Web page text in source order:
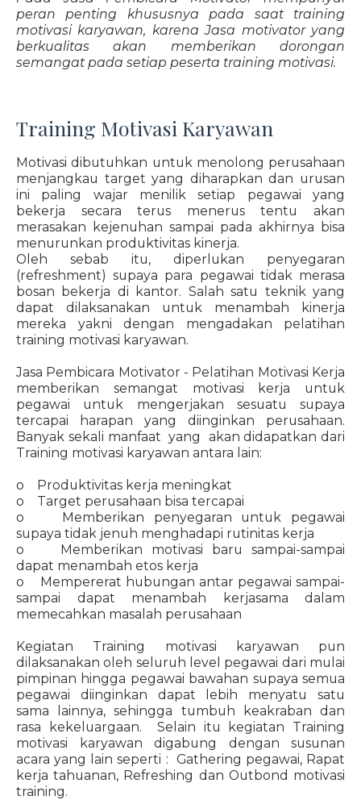
peran penting khususnya pada saat training
motivasi karyawan, karena Jasa motivator yang
berkualitas akan memberikan dorongan
semangat pada setiap peserta training motivasi.
Training Motivasi Karyawan
Motivasi dibutuhkan untuk menolong perusahaan
menjangkau target yang diharapkan dan urusan
ini paling wajar menilik setiap pegawai yang
bekerja secara terus menerus tentu akan
merasakan kejenuhan sampai pada akhirnya bisa
menurunkan produktivitas kinerja.
Oleh sebab itu, diperlukan penyegaran
(refreshment) supaya para pegawai tidak merasa
bosan bekerja di kantor. Salah satu teknik yang
dapat dilaksanakan untuk menambah kinerja
mereka yakni dengan mengadakan pelatihan
training motivasi karyawan.
Jasa Pembicara Motivator - Pelatihan Motivasi Kerja
memberikan semangat motivasi kerja untuk
pegawai untuk mengerjakan sesuatu supaya
tercapai harapan yang diinginkan perusahaan.
Banyak sekali manfaat yang akan didapatkan dari
Training motivasi karyawan antara lain:
o Produktivitas kerja meningkat
o Target perusahaan bisa tercapai
o Memberikan penyegaran untuk pegawai
supaya tidak jenuh menghadapi rutinitas kerja
o Memberikan motivasi baru sampai-sampai
dapat menambah etos kerja
o Mempererat hubungan antar pegawai sampai-
sampai dapat menambah kerjasama dalam
memecahkan masalah perusahaan
Kegiatan Training motivasi karyawan pun
dilaksanakan oleh seluruh level pegawai dari mulai
pimpinan hingga pegawai bawahan supaya semua
pegawai diinginkan dapat lebih menyatu satu
sama lainnya, sehingga tumbuh keakraban dan
rasa kekeluargaan. Selain itu kegiatan Training
motivasi karyawan digabung dengan susunan
acara yang lain seperti : Gathering pegawai, Rapat
kerja tahuanan, Refreshing dan Outbond motivasi
training.